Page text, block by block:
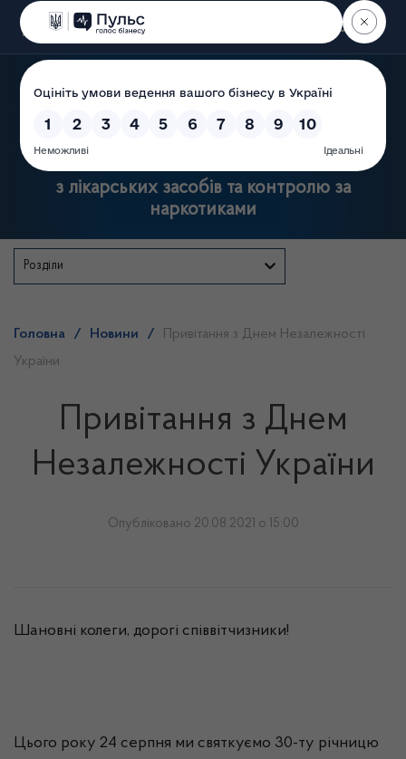
Пошук
Державна служба України
з лікарських засобів та контролю за
наркотиками
Розділи
Головна / Новини /
Привітання з Днем Незалежності
України
Привітання з Днем
Незалежності України
Опубліковано 20.08.2021 о 15:00
Шановні колеги, дорогі співвітчизники!
Цього року 24 серпня ми святкуємо 30-ту річницю